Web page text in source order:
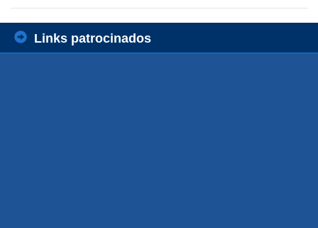
Links patrocinados